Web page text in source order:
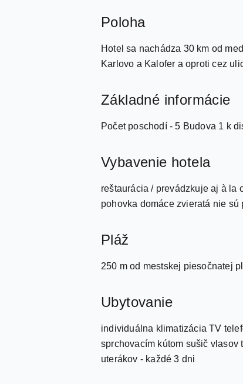
Poloha
Hotel sa nachádza 30 km od
Karlovo a Kalofer a oproti cez
Základné informácie
Počet poschodí - 5 Budova 1 k
Vybavenie hotela
reštaurácia / prevádzkuje aj à la
pohovka domáce zvieratá nie
Pláž
250 m od mestskej piesočnatej
Ubytovanie
individuálna klimatizácia TV
sprchovacím kútom sušič
uterákov - každé 3 dni